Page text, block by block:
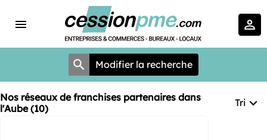
Modifier la recherche
Nos réseaux de franchises partenaires dans
l'Aube (10)
Tri